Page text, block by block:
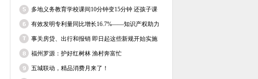
多地义务教育学校课间10分钟变15分钟 还孩子课
有效发明专利量同比增长16.7%——知识产权助力
事关房贷、出行和报销 即日起这些新规开始实施
福州罗源：护好红树林 渔村奔富忙
五城联动，精品消费月来了！